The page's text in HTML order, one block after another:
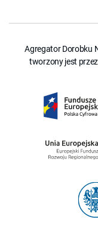
Agregator Dorobku
tworzony jest